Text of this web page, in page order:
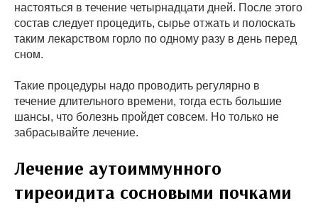
настояться в течение четырнадцати дней. После этого
состав следует процедить, сырье отжать и полоскать
таким лекарством горло по одному разу в день перед
сном.
Такие процедуры надо проводить регулярно в
течение длительного времени, тогда есть большие
шансы, что болезнь пройдет совсем. Но только не
забрасывайте лечение.
Лечение аутоиммунного
тиреоидита сосновыми почками